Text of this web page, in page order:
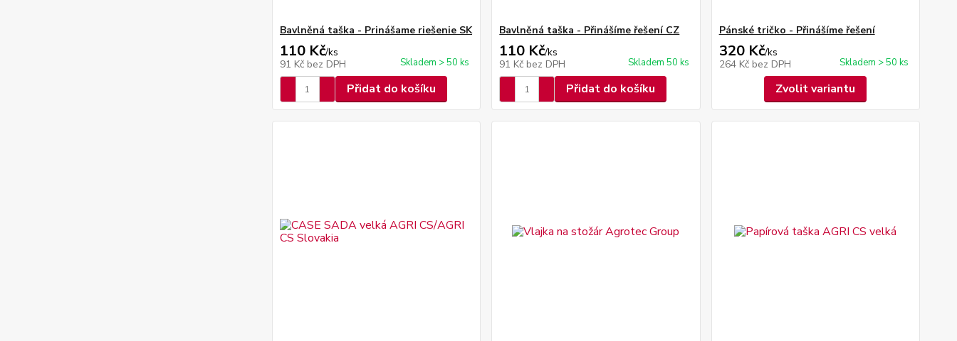
Bavlněná taška - Prinášame riešenie SK
110 Kč/ks
91 Kč bez DPH Skladem > 50 ks
Přidat do košíku
Bavlněná taška - Přinášíme řešení CZ
110 Kč/ks
91 Kč bez DPH Skladem 50 ks
Přidat do košíku
Pánské tričko - Přinášíme řešení
320 Kč/ks
264 Kč bez DPH Skladem > 50 ks
Zvolit variantu